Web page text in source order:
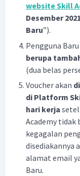
website Skill
Desember
Baru”).
Pengguna
berupa
(dua belas
Voucher akan
di Platform
hari kerja
Academy tidak
kegagalan
disediakannya
alamat email
Baru.